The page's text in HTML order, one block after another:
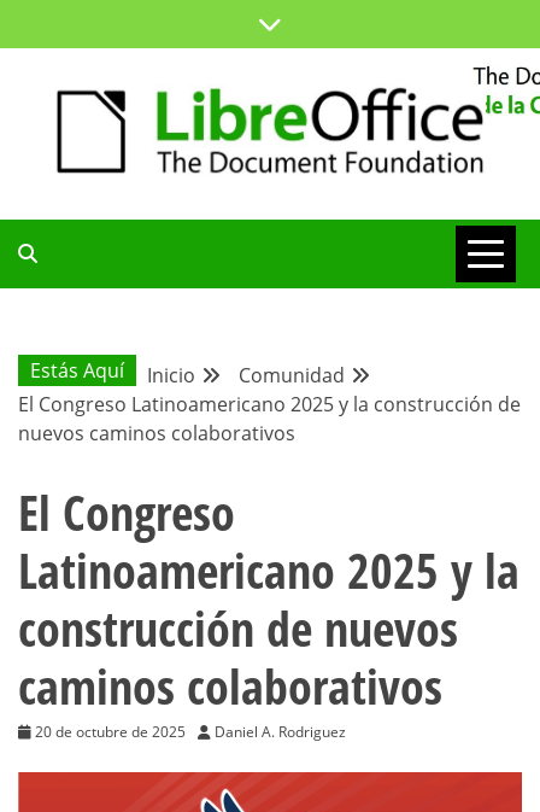
al
BLOG DE LA
COMUNIDAD
HISPANA
Estás Aquí Inicio
Comunidad
El Congreso Latinoamericano 2025 y la construcción de
nuevos caminos colaborativos
El Congreso
Latinoamericano 2025 y la
construcción de nuevos
caminos colaborativos
20 de octubre de 2025 Daniel A. Rodriguez